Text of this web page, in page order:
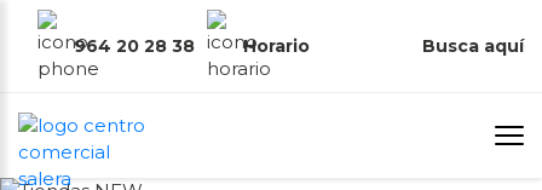
964 20 28 38 Horario Busca aquí